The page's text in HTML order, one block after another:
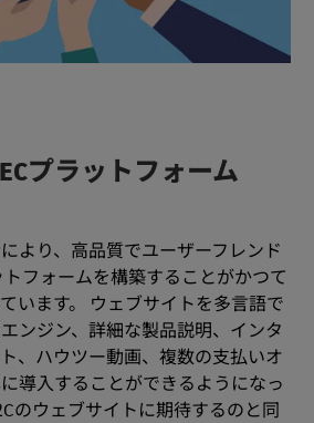
プラットフォーム
より、高品質でユーザーフレンド
トフォームを構築することがかつて
います。 ウェブサイトを多言語で
ンジン、詳細な製品説明、インタ
、ハウツー動画、複数の支払いオ
導入することができるようになっ
のウェブサイトに期待するのと同